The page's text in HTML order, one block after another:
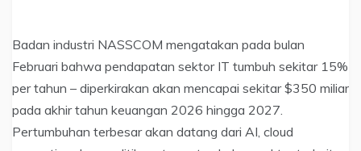
Badan industri NASSCOM mengatakan pada bulan
Februari bahwa pendapatan sektor IT tumbuh sekitar 15%
per tahun – diperkirakan akan mencapai sekitar $350 miliar
pada akhir tahun keuangan 2026 hingga 2027.
Pertumbuhan terbesar akan datang dari AI, cloud